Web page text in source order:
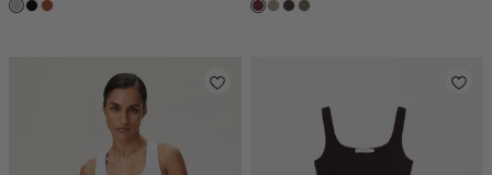
taupe,
zwartbruin
bordeaux,
taupe,
choco,
bruin